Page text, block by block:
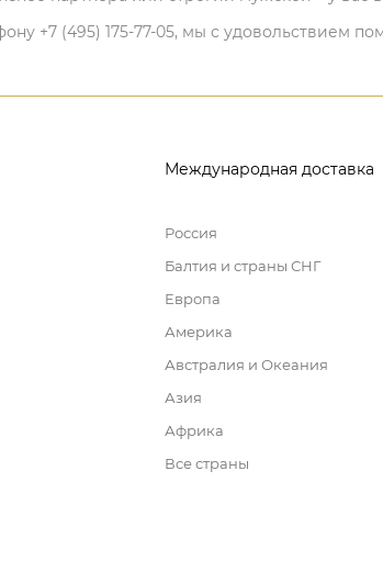
+7 (495) 175-77-05, мы с удовольствием
Международная доставка
Россия
Балтия и страны СНГ
Европа
Америка
Австралия и Океания
Азия
Африка
Все страны